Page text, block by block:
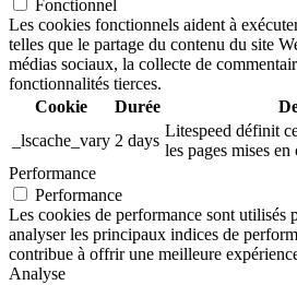
Fonctionnel
Les cookies fonctionnels aident à
telles que le partage du contenu du site
médias sociaux, la collecte de
fonctionnalités tierces.
Cookie
Durée
_lscache_vary 2 days
Litespeed définit
les pages mises en
Performance
Performance
Les cookies de performance sont utilisés
analyser les principaux indices de
contribue à offrir une meilleure
Analyse